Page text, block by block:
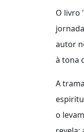
O livro
autor
à tona
A
o